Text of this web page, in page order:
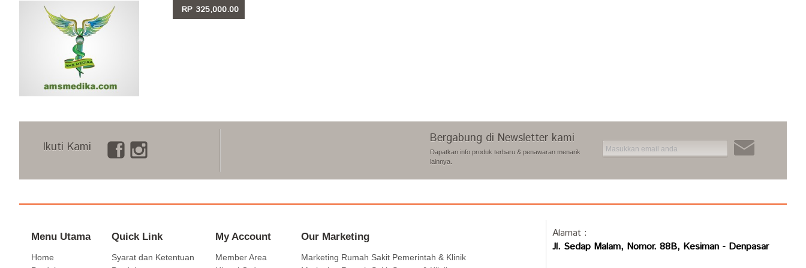
RP 325,000.00
Ikuti Kami
Bergabung di Newsletter kami
Dapatkan info produk terbaru & penawaran menarik
lainnya.
Menu Utama
Home
Quick Link
Syarat dan Ketentuan
My Account
Member Area
Our Marketing
Marketing Rumah Sakit Pemerintah & Klinik
Alamat :
Jl. Sedap Malam, Nomor. 88B, Kesiman - Denpasar